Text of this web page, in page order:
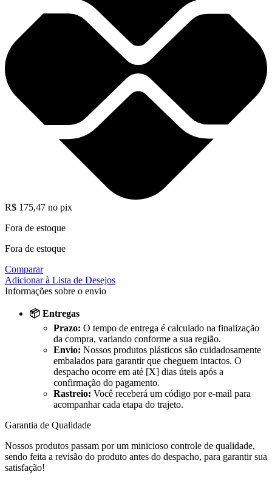
R$ 175,47 no pix
Fora de estoque
Fora de estoque
Comparar
Adicionar à Lista de Desejos
Informações sobre o envio
📦 Entregas
Prazo: O tempo de entrega é calculado na finalização
da compra, variando conforme a sua região.
Envio: Nossos produtos plásticos são cuidadosamente
embalados para garantir que cheguem intactos. O
despacho ocorre em até [X] dias úteis após a
confirmação do pagamento.
Rastreio: Você receberá um código por e-mail para
acompanhar cada etapa do trajeto.
Garantia de Qualidade
Nossos produtos passam por um minicioso controle de qualidade,
sendo feita a revisão do produto antes do despacho, para garantir sua
satisfação!